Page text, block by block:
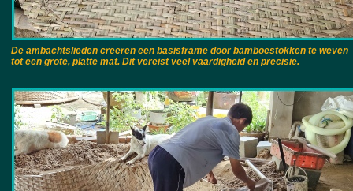
De ambachtslieden creëren een basisframe door bamboestokken te weven
tot een grote, platte mat. Dit vereist veel vaardigheid en precisie.